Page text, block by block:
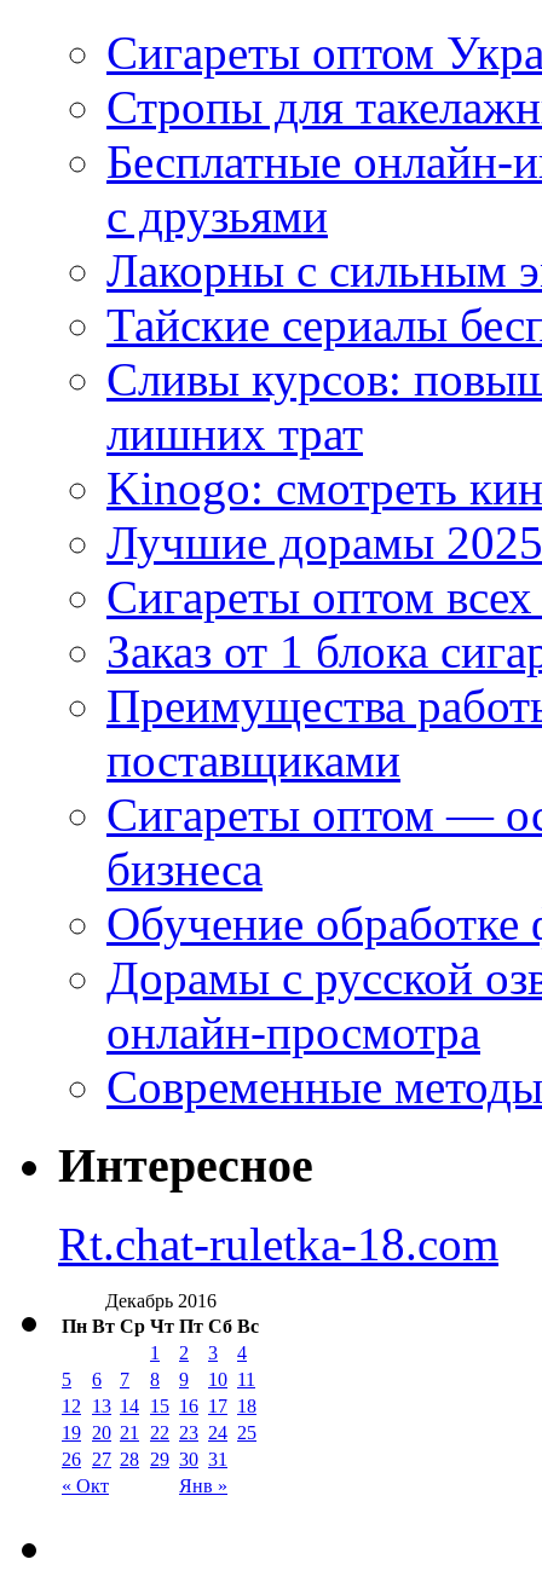
Сигареты оптом
Стропы для
Бесплатные
с друзьями
Лакорны с сильным
Тайские сериалы
Сливы курсов:
лишних трат
Kinogo: смотреть
Лучшие дорамы
Сигареты оптом
Заказ от 1 блока
Преимущества
поставщиками
Сигареты оптом —
бизнеса
Обучение
Дорамы с русской
онлайн-просмотра
Современные
Интересное
Rt.chat-ruletka-18.com
Декабрь 2016
Пн Вт Ср Чт Пт Сб Вс
« Окт Янв »
1 2 3
4
5
6 7 8 9 10 11
12
13 14 15 16 17 18
19 20 21 22 23 24 25
26 27 28 29 30 31